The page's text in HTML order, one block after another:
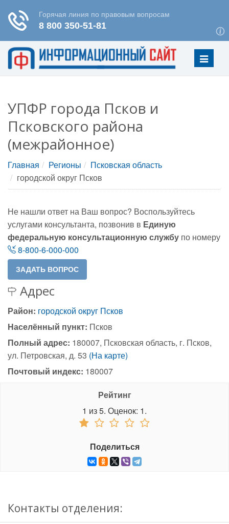
Меню
УПФР города Псков и
Псковского района
(межрайонное)
Главная Регионы
Псковская область
городской округ Псков
Не нашли ответ на Ваш вопрос? Воспользуйтесь
услугами консультанта, позвонив в Единую
федеральную консультационную службу по номеру
8-800-6-000-000
Адрес
Район: городской округ Псков
Населённый пункт: Псков
Полный адрес: 180007, Псковская область, г. Псков,
ул. Петровская, д. 53 (На карте)
Почтовый индекс: 180007
Рейтинг
1 из5. Оценок: 1.
Поделиться
Контакты отделения: